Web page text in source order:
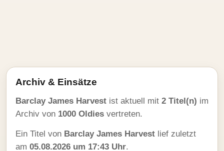
Archiv & Einsätze
Barclay James Harvest ist aktuell mit 2 Titel(n) im
Archiv von 1000 Oldies vertreten.
Ein Titel von Barclay James Harvest lief zuletzt
am 05.08.2026 um 17:43 Uhr.